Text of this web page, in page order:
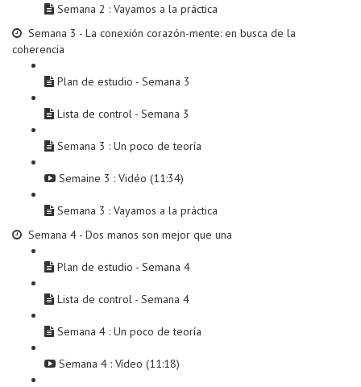
Semana 2 : Vayamos a la práctica
Semana 3 - La conexión corazón-mente: en busca de la
coherencia
Plan de estudio - Semana 3
Lista de control - Semana 3
Semana 3 : Un poco de teoría
Semaine 3 : Vidéo (11:34)
Semana 3 : Vayamos a la práctica
Semana 4 - Dos manos son mejor que una
Plan de estudio - Semana 4
Lista de control - Semana 4
Semana 4 : Un poco de teoría
Semana 4 : Vídeo (11:18)